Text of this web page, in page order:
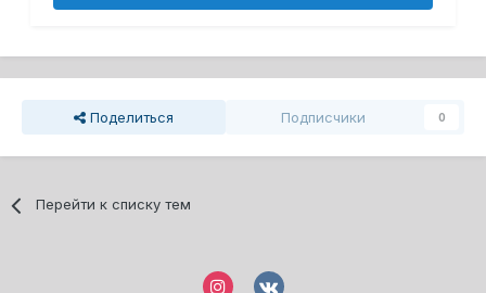
Поделиться Подписчики 0
Перейти к списку тем